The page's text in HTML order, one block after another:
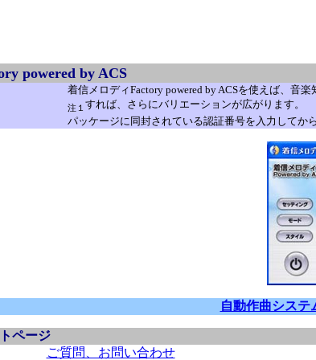
powered by ACS
着信メロディFactory powered by ACSを使えば、音
注１ すれば、さらにバリエーションが広がります。
パッケージに同封されている認証番号を入力してか
自動作曲システ
ページ
ご質問、お問い合わせ